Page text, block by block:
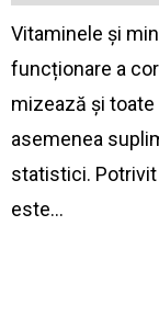
Vitaminele și
funcționare a
mizează și
asemenea
statistici.
este…